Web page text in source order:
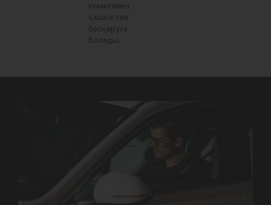
көмегімен
қашықтан
басқаруға
болады.